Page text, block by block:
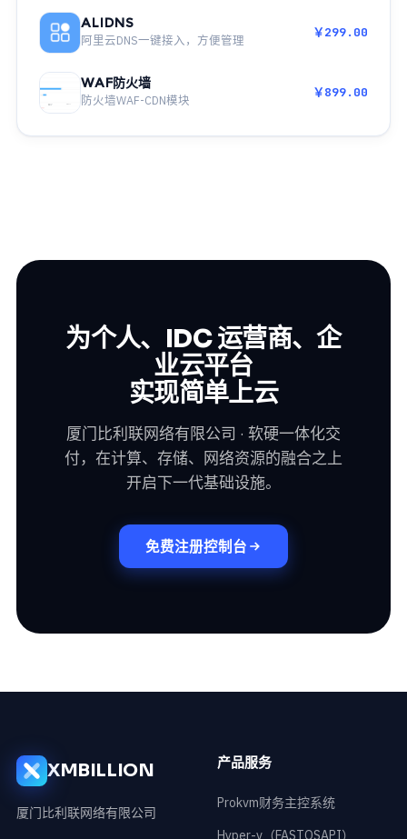
ALIDNS
阿里云DNS一键接入，方便管理 ￥299.00
WAF防火墙
防火墙WAF-CDN模块 ￥899.00
为个人、IDC 运营商、企
业云平台
实现简单上云
厦门比利联网络有限公司 · 软硬一体化交
付，在计算、存储、网络资源的融合之上
开启下一代基础设施。
免费注册控制台
XMBILLION
厦门比利联网络有限公司
产品服务
Prokvm财务主控系统
Hyper-v（FASTOSAPI）